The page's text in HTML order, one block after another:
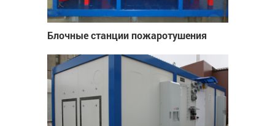
Блочные станции пожаротушения